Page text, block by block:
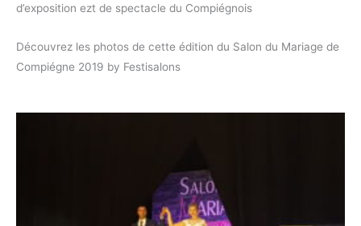
d’exposition ezt de spectacle du Compiégnois
Découvrez les photos de cette édition du Salon du Mariage de
Compiégne 2019 by Festisalons